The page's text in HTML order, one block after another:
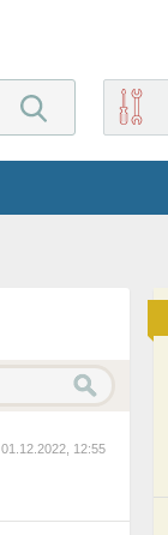
01.12.2022, 12:55